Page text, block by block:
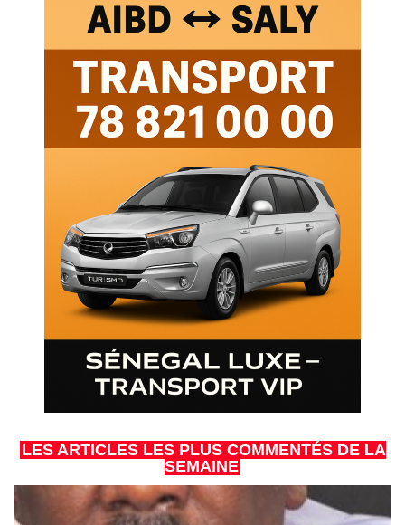
LES ARTICLES LES PLUS COMMENTÉS DE LA
SEMAINE